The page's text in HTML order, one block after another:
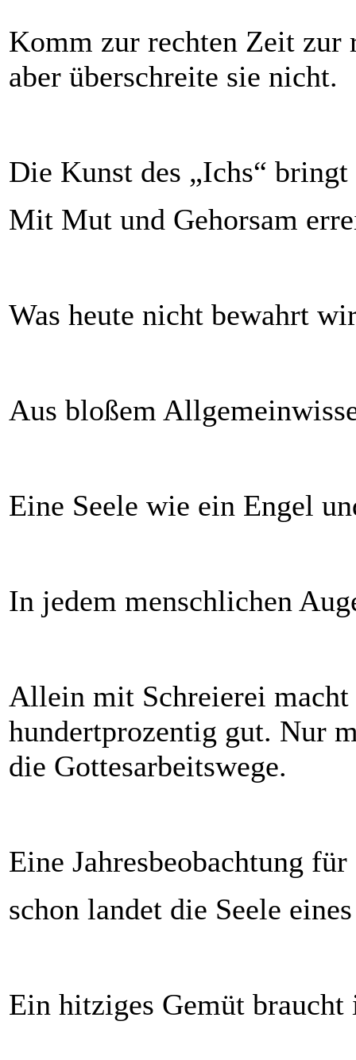
Komm zur rechten Zeit zur
aber überschreite sie nicht.
Die Kunst des „Ichs“
Mit Mut und Gehorsam
Was heute nicht bewahrt
Aus bloßem
Eine Seele wie ein Engel
In jedem menschlichen
Allein mit Schreierei
hundertprozentig gut. Nur
die Gottesarbeitswege.
Eine Jahresbeobachtung
schon landet die Seele
Ein hitziges Gemüt braucht